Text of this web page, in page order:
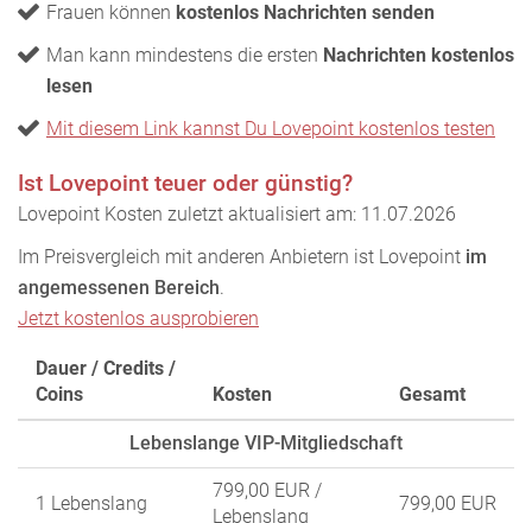
Frauen können kostenlos Nachrichten senden
Man kann mindestens die ersten Nachrichten kostenlos
lesen
Mit diesem Link kannst Du Lovepoint kostenlos testen
Ist Lovepoint teuer oder günstig?
Lovepoint Kosten zuletzt aktualisiert am: 11.07.2026
Im Preisvergleich mit anderen Anbietern ist Lovepoint im
angemessenen Bereich.
Jetzt kostenlos ausprobieren
Dauer / Credits /
Coins
Kosten Gesamt
Lebenslange VIP-Mitgliedschaft
1 Lebenslang
799,00 EUR /
Lebenslang
799,00 EUR